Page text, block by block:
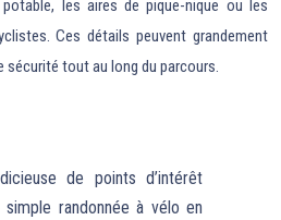
les aires de pique-nique ou les
Ces détails peuvent grandement
tout au long du parcours.
de points d’intérêt
randonnée à vélo en